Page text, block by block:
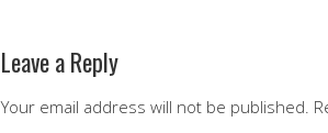
Leave a Reply
Your email address will not be published.